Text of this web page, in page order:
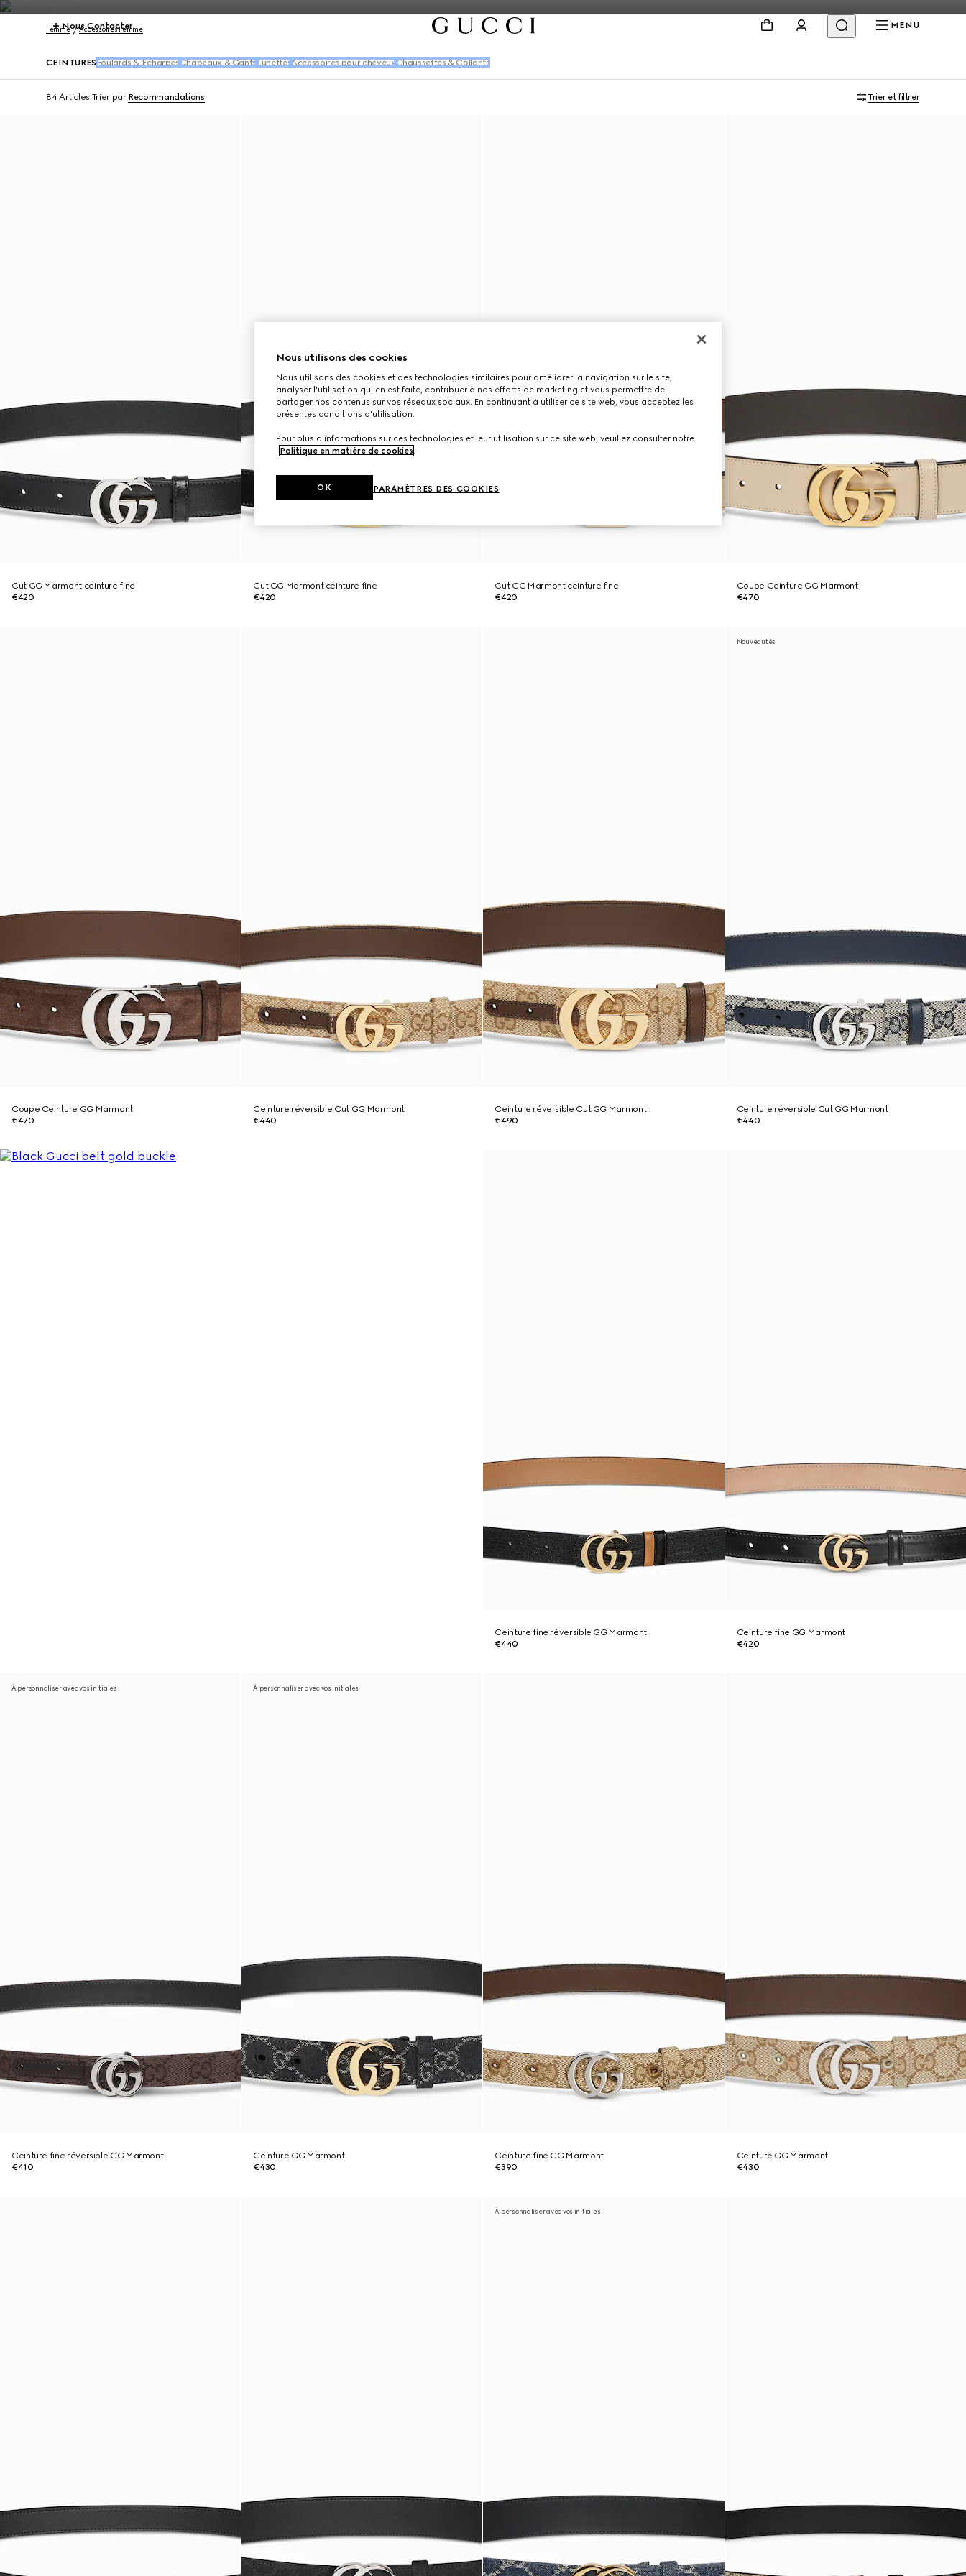
Nous Contacter MENU
Femme Accessoires Femme
CEINTURES Foulards & Écharpes Chapeaux & Gants Lunettes Accessoires pour cheveux Chaussettes & Collants
84 Articles Trier par Recommandations Trier et filtrer
Cut GG Marmont ceinture fine
€420
Cut GG Marmont ceinture fine
€420
Cut GG Marmont ceinture fine
€420
Coupe Ceinture GG Marmont
€470
Coupe Ceinture GG Marmont
€470
Ceinture réversible Cut GG Marmont
€440
Ceinture réversible Cut GG Marmont
€490
Nouveautés
Ceinture réversible Cut GG Marmont
€440
Ceinture fine réversible GG Marmont
€440
Ceinture fine GG Marmont
€420
À personnaliser avec vos initiales
Ceinture fine réversible GG Marmont
€410
À personnaliser avec vos initiales
Ceinture GG Marmont
€430
Ceinture fine GG Marmont
€390
Ceinture GG Marmont
€430
À personnaliser avec vos initiales
Nous utilisons des cookies
Nous utilisons des cookies et des technologies similaires pour améliorer la navigation sur le site,
analyser l'utilisation qui en est faite, contribuer à nos efforts de marketing et vous permettre de
partager nos contenus sur vos réseaux sociaux. En continuant à utiliser ce site web, vous acceptez les
présentes conditions d'utilisation.
Pour plus d'informations sur ces technologies et leur utilisation sur ce site web, veuillez consulter notre
Politique en matière de cookies.
PARAMÈTRES DES COOKIES
OK